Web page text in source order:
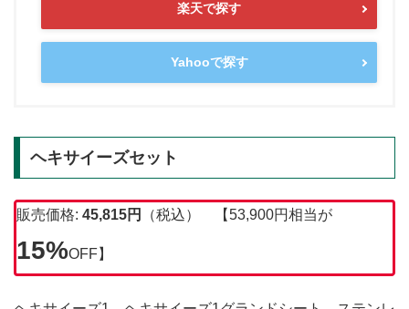
楽天で探す
Yahooで探す
ヘキサイーズセット
販売価格: 45,815円 （税込） 【53,900円相当が
15%OFF】